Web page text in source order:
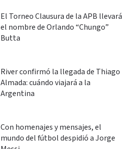
El Torneo Clausura de la APB llevará
el nombre de Orlando “Chungo”
Butta
River confirmó la llegada de Thiago
Almada: cuándo viajará a la
Argentina
Con homenajes y mensajes, el
mundo del fútbol despidió a Jorge